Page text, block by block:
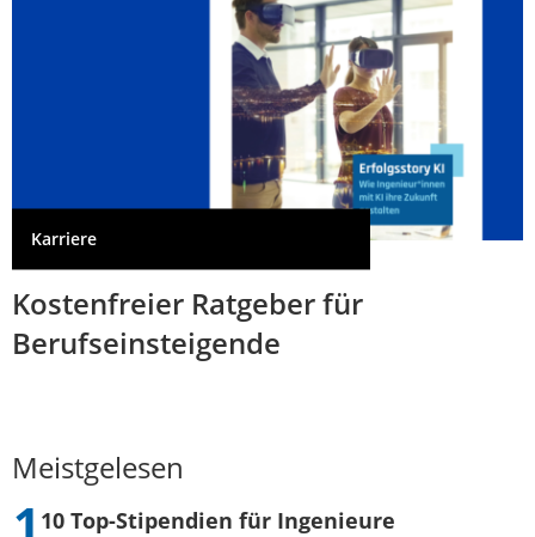
Karriere
Kostenfreier Ratgeber für
Berufseinsteigende
Meistgelesen
10 Top-Stipendien für Ingenieure